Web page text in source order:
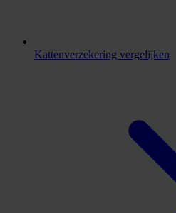
Kattenverzekering vergelijken